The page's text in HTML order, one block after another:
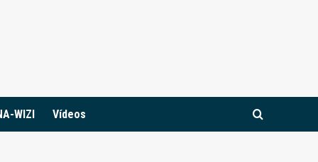
WIZI Vídeos